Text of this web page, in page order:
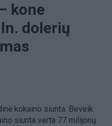
kone
dolerių
kokaino siunta. Beveik
siunta verta 77 milijonų